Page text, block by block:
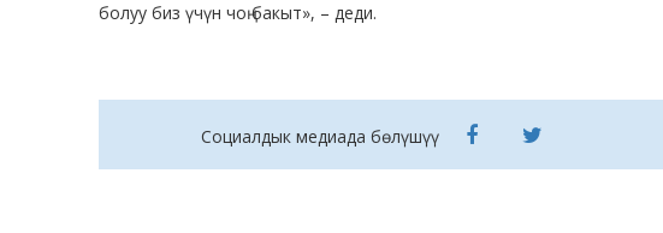
болуу биз үчүн чоң бакыт», – деди.
Социалдык медиада бөлүшүү